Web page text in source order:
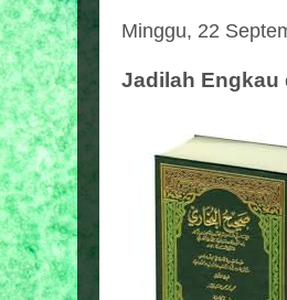
Minggu, 22
Jadilah Engkau